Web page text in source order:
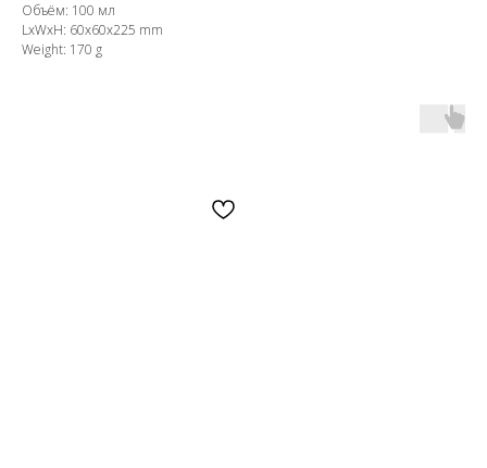
Объём: 100 мл
LxWxH: 60x60x225 mm
Weight: 170 g